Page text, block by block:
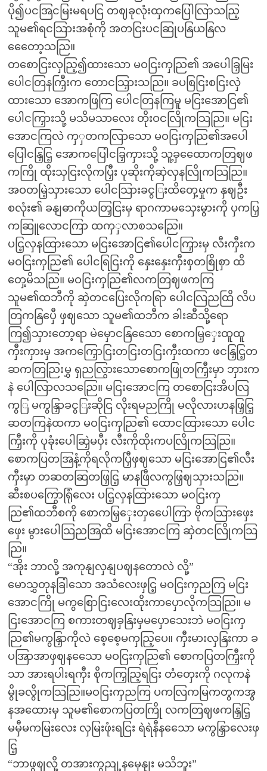
ပို၍ပငအြငမြးမရပငြ တဈခုလုံးထှကပြေါလြာသညြ့
သူမ၏ရငသြားအစုံကို အတငြးပငဆြုပနြယနြလ
တေေော့သညြ။
တစောငြးလှညြ့၍ထားသော မဝငြးကှညြ၏ အပေါခြှမြး
ပေါငတြနကြှီးက တောငသြှားသညြ။ ခပစြငြးစငြးလှဲ
ထားသော အောကဖြကြ ပေါငတြနကြမူ မငြးအောငြ၏
ပေါငကြှားသို့ မသိမသာလေး တိုးဝငလြိုကသြညြ။ မငြး
အောငကြလဲ ကှှတကလြာသော မဝငြးကှညြ၏အပေါ
ပြေါငနြှငြ့ အောကပြေါငခြှကှားသို့ သူ့ခှထေောကတြဈဖ
ကကြို ထိုးသှငြးလိုကပြှီး ပုဆိုးကိုဆှဲလှနလြိုကသြညြ။
အဝတမြဲ့သှားသော ပေါငသြားခငွြးထိတှေ့မှုက နှဈဦး
စလုံး၏ ခနျဓာကိုယတြှငြးမှ ရာဂကာမသှေးမွားကို ပှကပြှ
ကဆြူလောငကြာ ထကှှလာစသညြေ။
ပငြ့လှနထြားသော မငြးအောငြ၏ပေါငကြှားမှ လီးကှီးက
မဝငြးကှညြ၏ ပေါငရြငြးကို နှေးနှေးကှီးစှတစြိုစှာ ထိ
တှေ့မိသညြ။ မဝငြးကှညြ၏လကတြဈဖကကြ
သူမ၏ထဘီကို ဆှဲတငပြေးလိုကရြာ ပေါငလြညထြိ လိပ
တြကနြပှေီ ဖှဈသော သူမ၏ထဘီက ခါးဆီသို့ရော
ကြ၍သှားတော့ရာ မဲမှောငနြသေော စောကမြှှေးထူထူ
ကှီးကှားမှ အကကြှောငြးတငြးတငြးကှီးထကာ ဖငနြှငြ့တ
ဆကတြညြးမွှ ရှညလြွားသောစောကဖြုတကြှီးမှာ ဘှားက
နဲ ပေါလြာလသညြေ။ မငြးအောငကြ တစောငြးအိပလြ
ကွြ မကွနြှာခငွြးဆိုငြ လိုးရမညကြို မလိုလားဟနဖြှငြ့
ဆတကြနဲထကာ မဝငြးကှညြ၏ ထောငထြားသော ပေါင
ကြှီးကို ပုခုံးပေါဆြှဲမပှီး လီးကိုထိုးကပလြိုကသြညြ။
စောကပြတအြနံ့ကိုရလိုကပြှီဖှဈသော မငြးအောငြ၏လီး
ကှီးမှာ တဆတဆြတဖြှငြ့ မာနဖြီလကွဖြှဈသှားသညြ။
ဆီးစပကြွောရြုံလေး ပငြ့လှနထြားသော မဝငြးကှ
ညြ၏ထဘီစကို စောကမြှှေးတှပေေါကြာ ဗိုကသြားဖှေး
ဖှေး မွားပေါသြညအြထိ မငြးအောငကြ ဆှဲတငလြိုကသြ
ညြ။
“အိုး ဘာလို့ အကုနျလှနျပဈနတောလဲ လို့”
မောသွှတုနခြါသော အသံလေးဖှငြ့ မဝငြးကှညကြ မငြး
အောငကြို မကွစြောငြးလေးထိုးကာပှောလိုကသြညြ။ မ
ငြးအောငကြ စကားတဈခှနြးမှမပှောသေးဘဲ မဝငြးကှ
ညြ၏မကွနြှာကိုလဲ စေ့စေ့မကှညြ့ပေ။ ကှီးမားလှနြးကာ ခ
ပအြာအာဖှဈနသေော မဝငြးကှညြ၏ စောကပြတကြှီးကို
သာ အားရပါးရကှီး စိုကကြှညြ့ရငြး တံတှေးကို ဂလုကနဲ
မွိုခလွိုကသြညြ။မဝငြးကှညကြ ပကလြကမြကတွကအွ
နအထေားမှ သူမ၏စောကပြတကြို လကတြဈဖကနြှငြ့
မမှီမကမြးလေး လှမြးဖုံးရငြး ရဲရဲနီနသေော မကွနြှာလေးဖှ
ငြ့
“ဘာဖွဈလို့ တအားကွညျ့နမှေနျး မသိဘူး”